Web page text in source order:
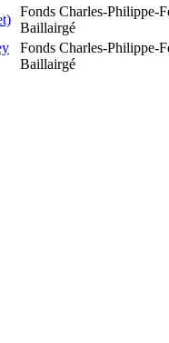
Fonds Charles-Philippe-
Baillairgé
Fonds Charles-Philippe-
Baillairgé